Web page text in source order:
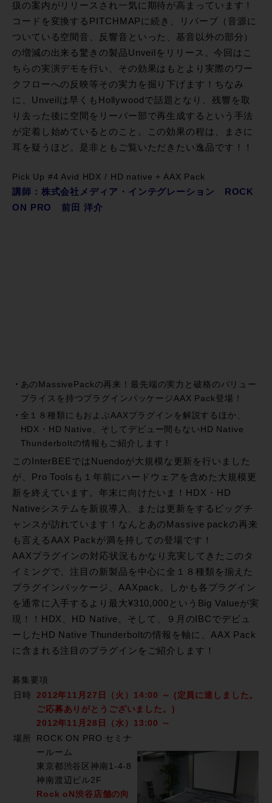
扱の案内がリリースされ一気に期待が高まっています！
コードを変換するPITCHMAPに続き、リバーブ（音源に
ついている空間音、反響音といった、基音以外の部分）
の増減の出来る驚きの製品Unveilをリリース。今回はこ
ちらの実演デモを行い、その効果はもとより実際のワー
クフローへの反映等その実力を掘り下げます！ちなみ
に、Unveilは早くもHollywoodで話題となり、残響を取
り去った後に空間をリーバー部で再生成するという手法
が定着し始めているとのこと。この効果の程は、まさに
耳を疑うほど。是非ともご覧いただきたい逸品です！！
Pick Up #4 Avid HDX / HD native + AAX Pack
講師：株式会社メディア・インテグレーション ROCK
ON PRO 前田 洋介
あのMassivePackの再来！最先端の実力と破格のバリュー
プライスを持つプラグインパッケージAAX Pack登場！
全１８種類にもおよぶAAXプラグインを解説するほか、
HDX・HD Native、そしてデビュー間もないHD Native
Thunderboltの情報もご紹介します！
このInterBEEではNuendoが大規模な更新を行いました
が、Pro Toolsも１年前にハードウェアを含めた大規模更
新を終えています。年末に向けたいま！HDX・HD
Nativeシステムを新規導入、または更新をするビッグチ
ャンスが訪れています！なんとあのMassive packの再来
も言えるAAX Packが満を持しての登場です！
AAXプラグインの対応状況もかなり充実してきたこのタ
イミングで、注目の新製品を中心に全１８種類を揃えた
プラグインパッケージ、AAXpack。しかも各プラグイン
を通常に入手するより最大¥310,000というBig Valueが実
現！！HDX、HD Native、そして、９月のIBCでデビュ
ーしたHD Native Thunderboltの情報を軸に、AAX Pack
に含まれる注目のプラグインをご紹介します！
募集要項
日時
2012年11月27日（火）14:00 ～ (定員に達しました。
ご応募ありがとうございました。)
2012年11月28日（水）13:00 ～
場所
ROCK ON PRO セミナ
ールーム
東京都渋谷区神南1-4-8
神南渡辺ビル2F
Rock oN渋谷店舗の向